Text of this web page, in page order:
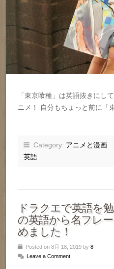
「東京喰種」は英語抜きにし
ニメ！ 自分もちょっと前に「
Category: アニメと漫画
英語
ドラクエで英語を
の英語から名フレ
めました！
Posted on 8月 18, 2019 by 8
Leave a Comment